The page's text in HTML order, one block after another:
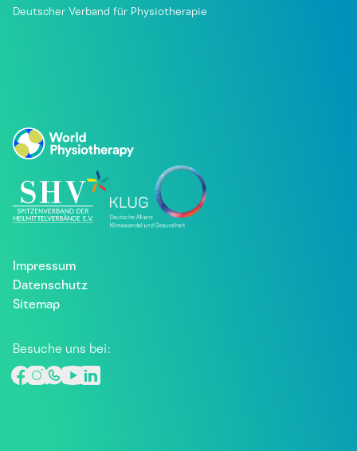
Deutscher Verband für Physiotherapie
Impressum
Datenschutz
Sitemap
Besuche uns bei: